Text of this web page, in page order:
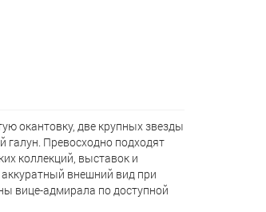
окантовку, две крупных звезды
галун. Превосходно подходят
коллекций, выставок и
внешний вид при
вице-адмирала по доступной